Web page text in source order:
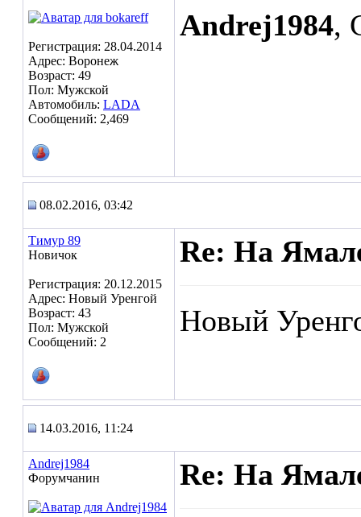
Регистрация: 28.04.2014
Адрес: Воронеж
Возраст: 49
Пол: Мужской
Автомобиль: LADA
Сообщений: 2,469
Andrej1984,
08.02.2016, 03:42
Тимур 89
Новичок
Регистрация: 20.12.2015
Адрес: Новый Уренгой
Возраст: 43
Пол: Мужской
Сообщений: 2
Re: На
Новый
14.03.2016, 11:24
Andrej1984
Форумчанин
Re: На